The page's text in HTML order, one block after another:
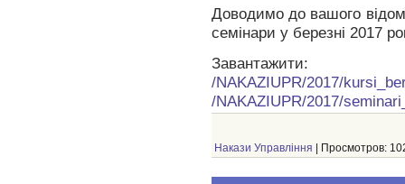
Доводимо до вашого
семінари у березні 2017
Завантажити:
/NAKAZIUPR/2017/
/NAKAZIUPR/2017/
Накази Управління | Просмотров: